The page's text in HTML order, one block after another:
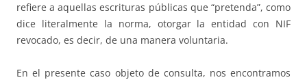
refiere a aquellas escrituras públicas que “pretenda”, como
dice literalmente la norma, otorgar la entidad con NIF
revocado, es decir, de una manera voluntaria.
En el presente caso objeto de consulta, nos encontramos